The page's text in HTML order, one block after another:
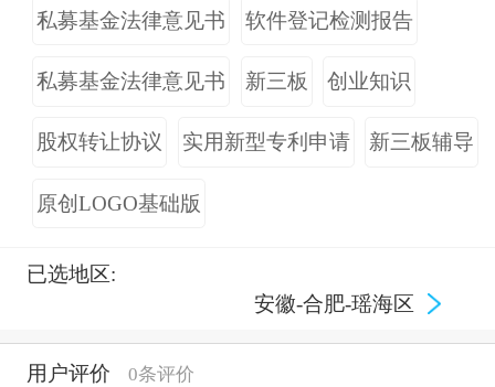
私募基金法律意见书 软件登记检测报告
私募基金法律意见书 新三板 创业知识
股权转让协议 实用新型专利申请 新三板辅导
原创LOGO基础版
已选地区:
安徽-合肥-瑶海区
用户评价
0条评价